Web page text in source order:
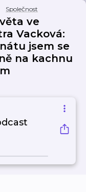
Společnost
ve
Vacková:
jsem se
na kachnu